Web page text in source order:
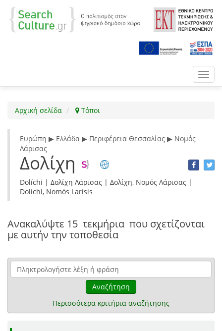
Αρχική σελίδα Τόποι
Ευρώπη ▶ Ελλάδα ▶ Περιφέρεια Θεσσαλίας ▶ Νομός
Λάρισας
Δολίχη
Dolíchi | Δολίχη Λάρισας | Δολίχη, Νομός Λάρισας |
Dolíchi, Nomós Larísis
Ανακαλύψτε 15 τεκμήρια που σχετίζονται
με αυτήν την τοποθεσία
Αναζήτηση
Περισσότερα κριτήρια αναζήτησης